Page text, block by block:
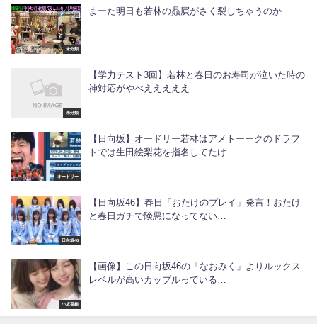
未分類
まーた明日も若林の贔屓がさく裂しちゃうのか
未分類
【学力テスト3回】若林と春日のお寿司が泣いた時の
神対応がやべえええええ
オードリー
【日向坂】オードリー若林はアメトーークのドラフ
トでは生田絵梨花を指名してたけ…
日向坂46
【日向坂46】春日「おたけのプレイ」発言！おたけ
と春日ガチで険悪になってない…
小坂菜緒
【画像】この日向坂46の「なおみく」よりルックス
レベルが高いカップルっている…